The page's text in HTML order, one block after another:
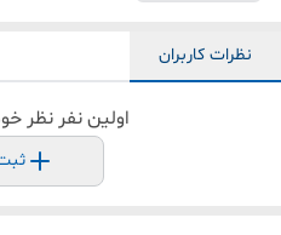
نظرات کاربران
اولین نفر نظر